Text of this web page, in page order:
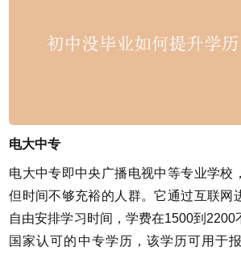
电大中专
电大中专即中央广播电视中等专业学校
但时间不够充裕的人群。它通过互联网
自由安排学习时间，学费在1500到2200
国家认可的中专学历，该学历可用于